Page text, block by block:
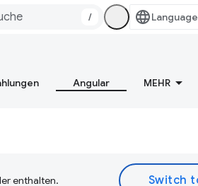
/
Angular MEHR
enthalten.